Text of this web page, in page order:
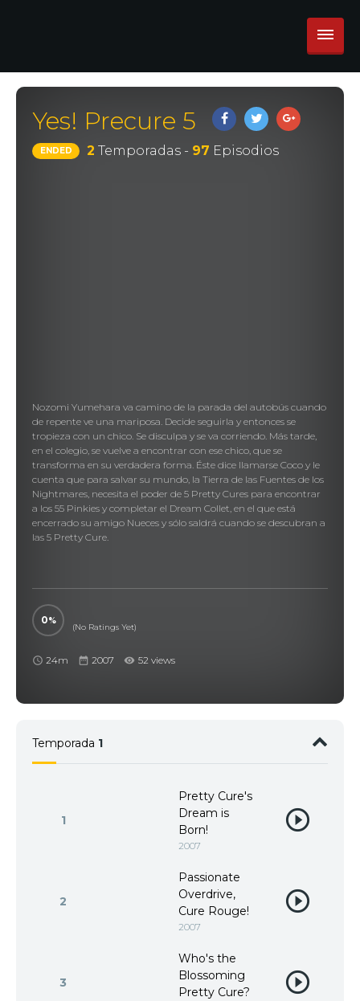
Yes! Precure 5
ENDED 2 Temporadas - 97 Episodios
Nozomi Yumehara va camino de la parada del autobús cuando
de repente ve una mariposa. Decide seguirla y entonces se
tropieza con un chico. Se disculpa y se va corriendo. Más tarde,
en el colegio, se vuelve a encontrar con ese chico, que se
transforma en su verdadera forma. Éste dice llamarse Coco y le
cuenta que para salvar su mundo, la Tierra de las Fuentes de los
Nightmares, necesita el poder de 5 Pretty Cures para encontrar
a los 55 Pinkies y completar el Dream Collet, en el que está
encerrado su amigo Nueces y sólo saldrá cuando se descubran a
las 5 Pretty Cure.
0
(No Ratings Yet)
24m 2007 52 views
Temporada 1
1
Pretty Cure's
Dream is
Born!
2007
2
Passionate
Overdrive,
Cure Rouge!
2007
3
Who's the
Blossoming
Pretty Cure?